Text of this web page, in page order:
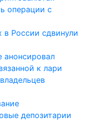
операции с
России сдвинули
анонсировал
к лари
депозитарии